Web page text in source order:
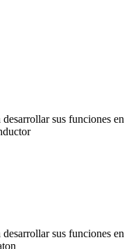
sus funciones en
sus funciones en